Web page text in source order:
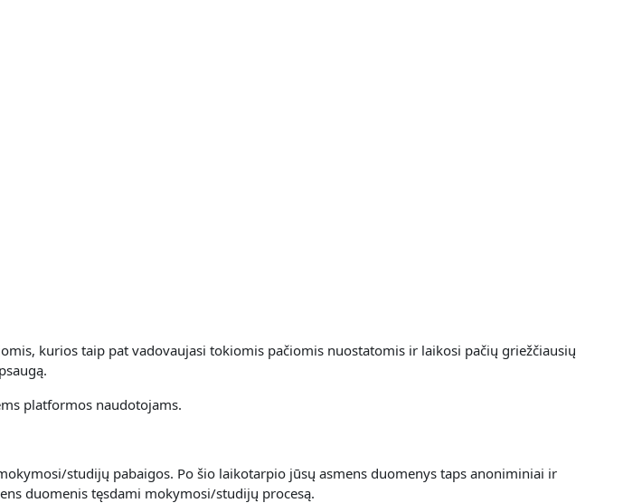
kurios taip pat vadovaujasi tokiomis pačiomis nuostatomis ir laikosi pačių griežčiausių
platformos naudotojams.
studijų pabaigos. Po šio laikotarpio jūsų asmens duomenys taps anoniminiai ir
duomenis tęsdami mokymosi/studijų procesą.